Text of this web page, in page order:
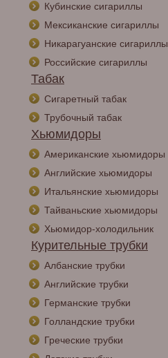
Кубинские сигариллы
Мексиканские сигариллы
Никарагуанские сигариллы
Российские сигариллы
Табак
Сигаретный табак
Трубочный табак
Хьюмидоры
Американские хьюмидоры
Английские хьюмидоры
Итальянские хьюмидоры
Тайваньские хьюмидоры
Хьюмидор-холодильник
Курительные трубки
Албанские трубки
Английские трубки
Германские трубки
Голландские трубки
Греческие трубки